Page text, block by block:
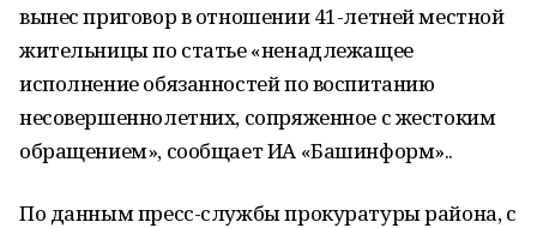
вынес приговор в отношении 41-летней местной
жительницы по статье «ненадлежащее
исполнение обязанностей по воспитанию
несовершеннолетних, сопряженное с жестоким
обращением», сообщает ИА «Башинформ»..
По данным пресс-службы прокуратуры района, с